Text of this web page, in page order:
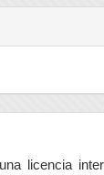
licencia